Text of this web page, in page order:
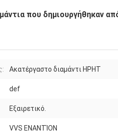
που δημιουργήθηκαν
Ακατέργαστο διαμάντι HPHT
def
Εξαιρετικό.
VVS ΕΝΑΝΤΊΟΝ